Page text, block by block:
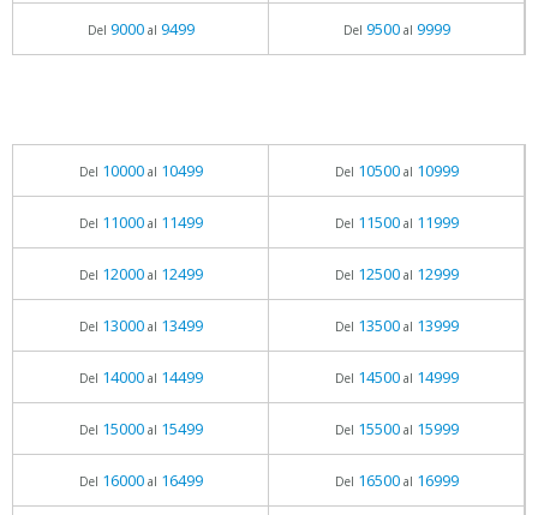
Del 9000al 9499 Del 9500al 9999
Del 10000al 10499 Del 10500al 10999
Del 11000al 11499 Del 11500al 11999
Del 12000al 12499 Del 12500al 12999
Del 13000al 13499 Del 13500al 13999
Del 14000al 14499 Del 14500al 14999
Del 15000al 15499 Del 15500al 15999
Del 16000al 16499 Del 16500al 16999